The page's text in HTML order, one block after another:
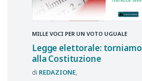
MILLE VOCI PER UN VOTO UGUALE
Legge elettorale: torniamo
alla Costituzione
REDAZIONE